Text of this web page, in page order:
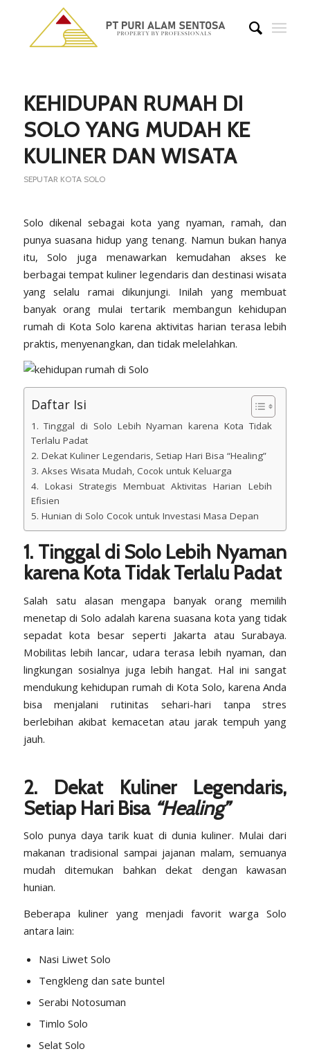
KEHIDUPAN RUMAH DI
SOLO YANG MUDAH KE
KULINER DAN WISATA
SEPUTAR KOTA SOLO
Solo dikenal sebagai kota yang nyaman, ramah, dan
punya suasana hidup yang tenang. Namun bukan hanya
itu, Solo juga menawarkan kemudahan akses ke
berbagai tempat kuliner legendaris dan destinasi wisata
yang selalu ramai dikunjungi. Inilah yang membuat
banyak orang mulai tertarik membangun kehidupan
rumah di Kota Solo karena aktivitas harian terasa lebih
praktis, menyenangkan, dan tidak melelahkan.
Daftar Isi
1. Tinggal di Solo Lebih Nyaman karena Kota Tidak
Terlalu Padat
2. Dekat Kuliner Legendaris, Setiap Hari Bisa “Healing”
3. Akses Wisata Mudah, Cocok untuk Keluarga
4. Lokasi Strategis Membuat Aktivitas Harian Lebih
Efisien
5. Hunian di Solo Cocok untuk Investasi Masa Depan
1. Tinggal di Solo Lebih Nyaman
karena Kota Tidak Terlalu Padat
Salah satu alasan mengapa banyak orang memilih
menetap di Solo adalah karena suasana kota yang tidak
sepadat kota besar seperti Jakarta atau Surabaya.
Mobilitas lebih lancar, udara terasa lebih nyaman, dan
lingkungan sosialnya juga lebih hangat. Hal ini sangat
mendukung kehidupan rumah di Kota Solo, karena Anda
bisa menjalani rutinitas sehari-hari tanpa stres
berlebihan akibat kemacetan atau jarak tempuh yang
jauh.
2. Dekat Kuliner Legendaris,
Setiap Hari Bisa “Healing”
Solo punya daya tarik kuat di dunia kuliner. Mulai dari
makanan tradisional sampai jajanan malam, semuanya
mudah ditemukan bahkan dekat dengan kawasan
hunian.
Beberapa kuliner yang menjadi favorit warga Solo
antara lain:
Nasi Liwet Solo
Tengkleng dan sate buntel
Serabi Notosuman
Timlo Solo
Selat Solo